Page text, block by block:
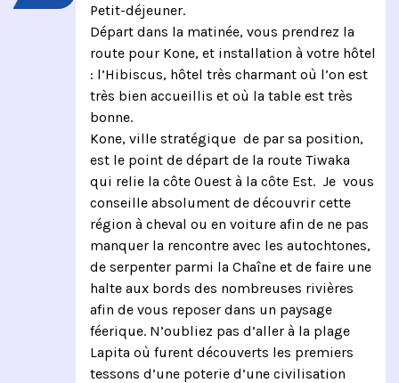
Petit-déjeuner.
Départ dans la matinée, vous prendrez la
route pour Kone, et installation à votre hôtel
: l’Hibiscus, hôtel très charmant où l’on est
très bien accueillis et où la table est très
bonne.
Kone, ville stratégique de par sa position,
est le point de départ de la route Tiwaka
qui relie la côte Ouest à la côte Est. Je vous
conseille absolument de découvrir cette
région à cheval ou en voiture afin de ne pas
manquer la rencontre avec les autochtones,
de serpenter parmi la Chaîne et de faire une
halte aux bords des nombreuses rivières
afin de vous reposer dans un paysage
féerique. N’oubliez pas d’aller à la plage
Lapita où furent découverts les premiers
tessons d’une poterie d’une civilisation